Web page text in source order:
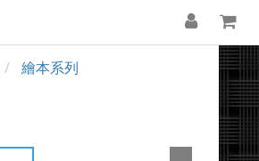
繪本系列